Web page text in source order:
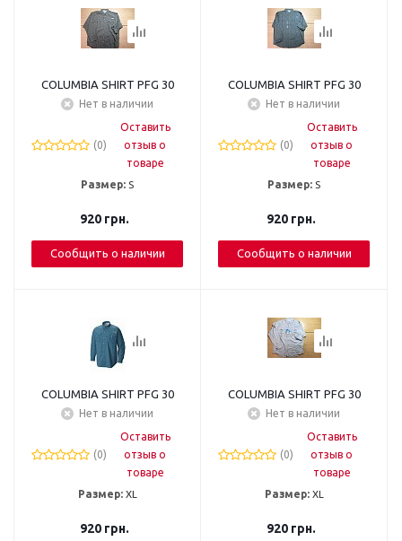
COLUMBIA SHIRT PFG 30
Нет в наличии
(0)
Оставить
отзыв о
товаре
Размер: S
920грн.
Сообщить о наличии
COLUMBIA SHIRT PFG 30
Нет в наличии
(0)
Оставить
отзыв о
товаре
Размер: S
920грн.
Сообщить о наличии
COLUMBIA SHIRT PFG 30
Нет в наличии
(0)
Оставить
отзыв о
товаре
Размер: XL
920грн.
COLUMBIA SHIRT PFG 30
Нет в наличии
(0)
Оставить
отзыв о
товаре
Размер: XL
920грн.